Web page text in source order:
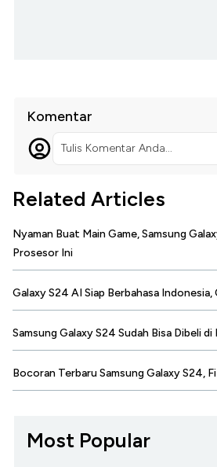
Komentar
Tulis Komentar Anda...
Related Articles
Nyaman Buat Main Game, Samsung
Prosesor Ini
Galaxy S24 AI Siap Berbahasa
Samsung Galaxy S24 Sudah Bisa Dibeli di
Bocoran Terbaru Samsung Galaxy S24,
Most Popular